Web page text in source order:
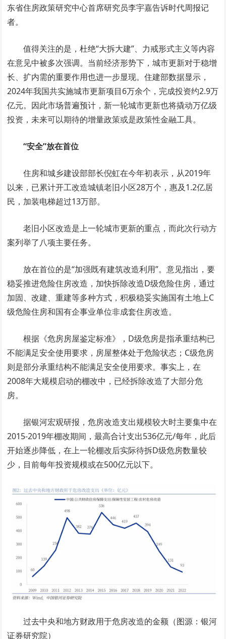
东省住房政策研究中心首席研究员李宇嘉告诉时代周报记
者。
值得关注的是，杜绝“大拆大建”、力戒形式主义等内容
在意见中被多次强调。当前经济形势下，城市更新对于稳增
长、扩内需的重要作用也进一步显现。住建部数据显示，
2024年我国共实施城市更新项目6万余个，完成投资约2.9万
亿元。因此市场普遍预计，新一轮城市更新也将撬动万亿级
投资，未来可以期待的增量政策或是政策性金融工具。
“安全”放在首位
住房和城乡建设部部长倪虹在今年初表示，从2019年
以来，已累计开工改造城镇老旧小区28万个，惠及1.2亿居
民，加装电梯超过13万部。
老旧小区改造是上一轮城市更新的重点，而此次行动方
案列举了八项主要任务。
放在首位的是“加强既有建筑改造利用”。意见指出，要
稳妥推进危险住房改造，加快拆除改造D级危险住房，通过
加固、改建、重建等多种方式，积极稳妥实施国有土地上C
级危险住房和国有企事业单位非成套住房改造。
根据《危房房屋鉴定标准》，D级危房是指承重结构已
不能满足安全使用要求，房屋整体处于危险状态；C级危房
则是部分承重结构不能满足安全使用要求。事实上，在
2008年大规模启动的棚改中，已经拆除改造了大部分危
房。
据银河宏观研报，危房改造支出规模较大时主要集中在
2015-2019年棚改期间，最高合计支出536亿元/每年，此后
开始逐步降低，在上一轮棚改后实际待拆D级危房数量较
少，目前每年投资规模或在500亿元以下。
过去中央和地方财政用于危房改造的金额（图源：银河
证券研究院）